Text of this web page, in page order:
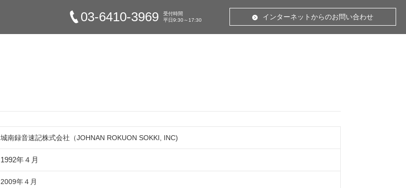
03-6410-3969
受付時間
平日9:30～17:30
インターネットからのお問い合わせ
城南録音速記株式会社（JOHNAN ROKUON SOKKI, INC)
1992年４月
2009年４月